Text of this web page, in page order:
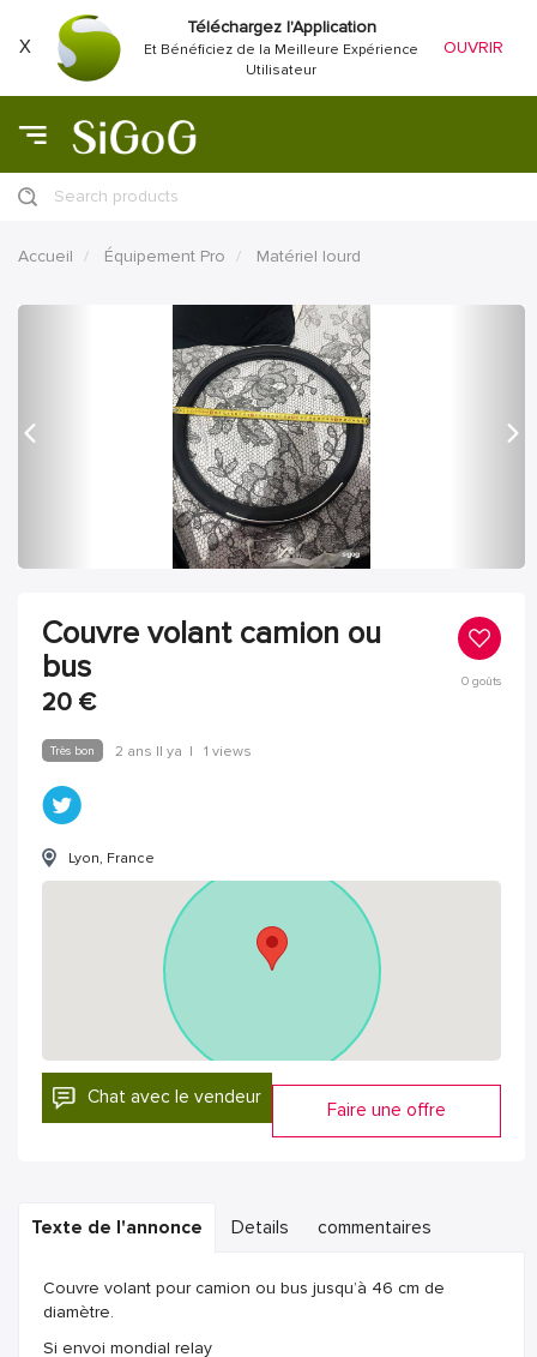
X
Téléchargez l'Application
Et Bénéficiez de la Meilleure Expérience
Utilisateur
OUVRIR
Search products
Accueil Équipement Pro Matériel lourd
Couvre volant camion ou
bus
20 €
0goûts
Très bon 2 ans Il ya | 1 views
Lyon, France
Chat avec le vendeur
Faire une offre
Texte de l'annonce Details commentaires
Couvre volant pour camion ou bus jusqu’à 46 cm de
diamètre.
Si envoi mondial relay